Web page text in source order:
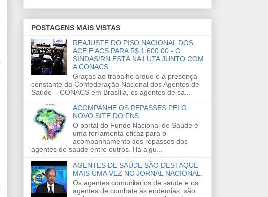
POSTAGENS MAIS VISTAS
REAJUSTE DO PISO NACIONAL DOS
ACE E ACS PARA R$ 1.600,00 - O
SINDAS/RN ESTÁ NA LUTA JUNTO COM
A CONACS.
Graças ao trabalho árduo e a presença
constante da Confederação Nacional dos Agentes de
Saúde – CONACS em Brasília, os agentes de sa...
ACOMPANHE OS REPASSES PELO
NOVO SITE DO FNS
O portal do Fundo Nacional de Saúde é
uma ferramenta eficaz para o
acompanhamento dos repasses dos
agentes de saúde entre outros. Há algu...
AGENTES DE SAÚDE SÃO DESTAQUE
MAIS UMA VEZ NO JORNAL NACIONAL.
Os agentes comunitários de saúde e os
agentes de combate às endemias, são